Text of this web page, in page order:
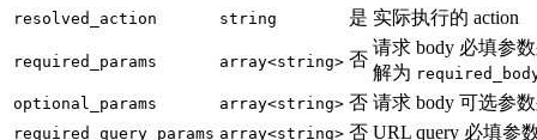
resolved_action string 是 实际执行的 action
required_params array<string> 否
请求 body 必填参
解为
optional_params
array<string> 否 请求 body 可选参
required_query_params array<string> 否 URL query 必填参